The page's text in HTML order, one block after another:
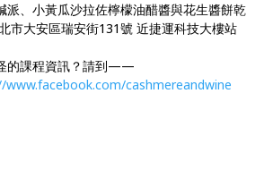
派、小黃瓜沙拉佐檸檬油醋醬與花生醬餅乾
市大安區瑞安街131號 近捷運科技大樓站
的課程資訊？請到——
cashmereandwine